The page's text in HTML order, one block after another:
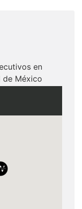
en
de México